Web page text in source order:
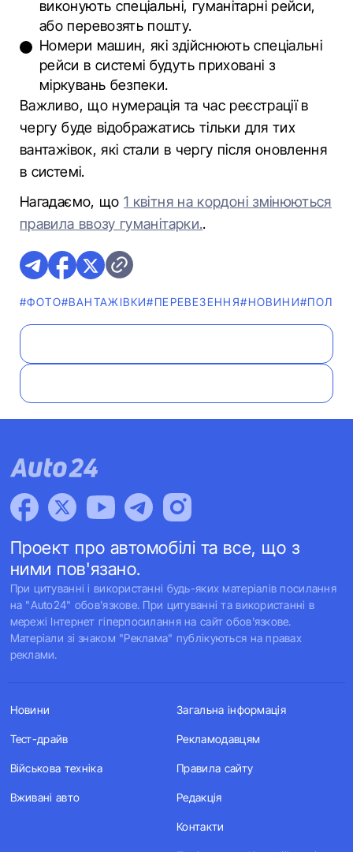
виконують спеціальні, гуманітарні рейси,
або перевозять пошту.
Номери машин, які здійснюють спеціальні
рейси в системі будуть приховані з
міркувань безпеки.
Важливо, що нумерація та час реєстрації в
чергу буде відображатись тільки для тих
вантажівок, які стали в чергу після оновлення
в системі.
Нагадаємо, що1 квітня на кордоні змінюються
правила ввозу гуманітарки..
#ФОТО#ВАНТАЖІВКИ#ПЕРЕВЕЗЕННЯ#НОВИНИ
Проект про автомобілі та все, що з
ними пов'язано.
При цитуванні і використанні будь-яких матеріалів посилання
на "Auto24" обов'язкове. При цитуванні та використанні в
мережі Інтернет гіперпосилання на сайт обов'язкове.
Матеріали зі знаком "Реклама" публікуються на правах
реклами.
Новини
Тест-драйв
Військова техніка
Вживані авто
Загальна інформація
Рекламодавцям
Правила сайту
Редакція
Контакти